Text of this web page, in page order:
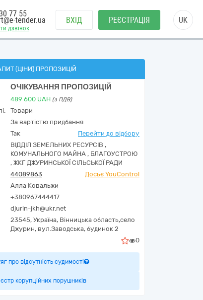
дзвінок
77 55
tender.ua ВХІД РЕЄСТРАЦІЯ UK
(ЦІНИ) ПРОПОЗИЦІЙ
ОЧІКУВАННЯ ПРОПОЗИЦІЙ
489 600 UAH (з ПДВ)
Товари
За вартістю придбання
Так Перейти до відбору
ВІДДІЛ ЗЕМЕЛЬНИХ РЕСУРСІВ ,
КОМУНАЛЬНОГО МАЙНА , БЛАГОУСТРОЮ
, ЖКГ ДЖУРИНСЬКОЇ СІЛЬСЬКОЇ РАДИ
44089863
Досьє YouControl
Алла Ковальжи
+380967444417
djurin-jkh@ukr.net
23545, Україна, Вінницька область,село
Джурин, вул.Заводська, будинок 2
0
про відсутність судимості
корупційних порушників